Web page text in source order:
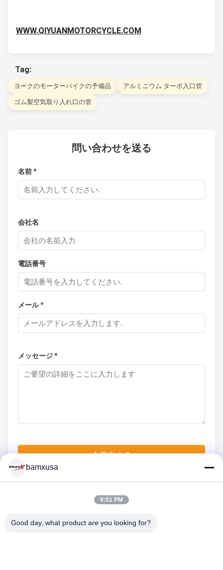
WWW.QIYUANMOTORCYCLE.COM
Tag:
ヨークのモーターバイクの予備品 アルミニウム ターボ入口管
ゴム製空気取り入れ口の管
問い合わせを送る
名前 *
会社名
電話番号
メール *
メッセージ *
今提出する
bamxusa
9:51 PM
Good day, what product are you looking for?